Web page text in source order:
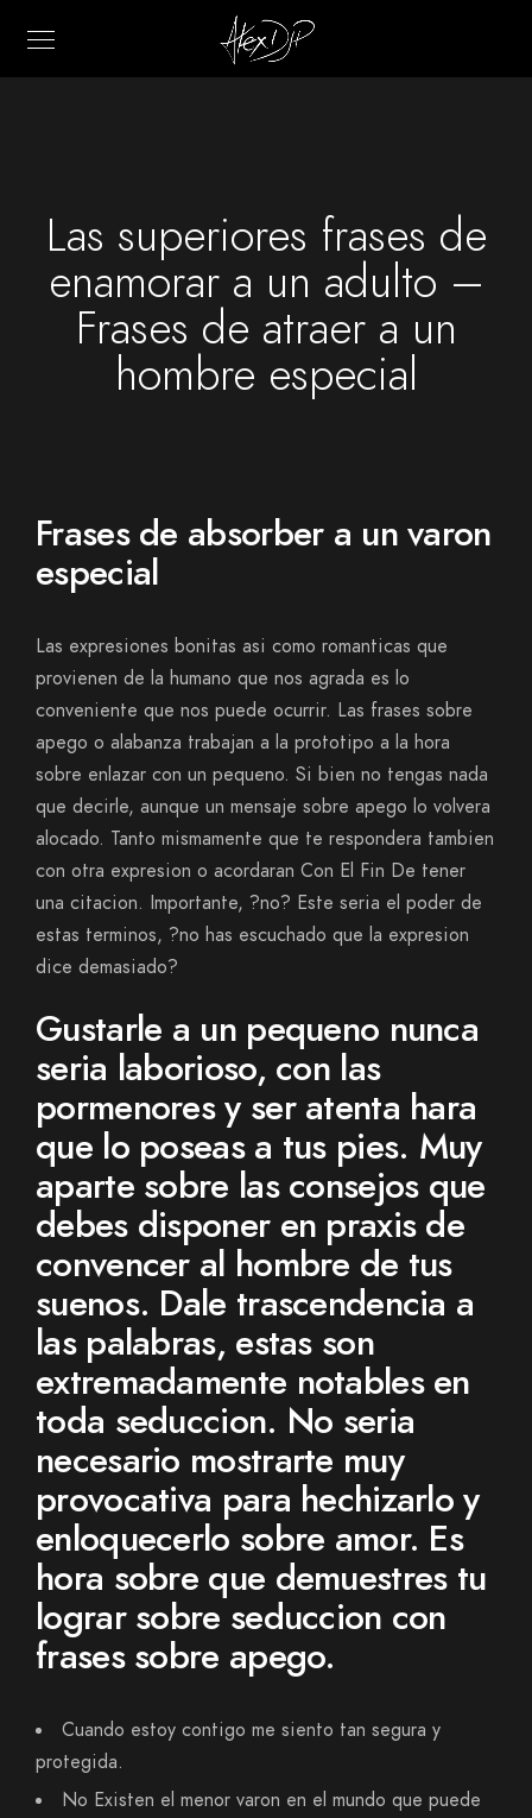
Las superiores frases de
enamorar a un adulto –
Frases de atraer a un
hombre especial
Frases de absorber a un varon
especial
Las expresiones bonitas asi­ como romanticas que
provienen de la humano que nos agrada es lo
conveniente que nos puede ocurrir. Las frases sobre
apego o alabanza trabajan a la prototipo a la hora
sobre enlazar con un pequeno. Si bien no tengas nada
que decirle, aunque un mensaje sobre apego lo volvera
alocado. Tanto mismamente que te respondera tambien
con otra expresion o acordaran Con El Fin De tener
una citacion. Importante, ?no? Este seri­a el poder de
estas terminos, ?no has escuchado que la expresion
dice demasiado?
Gustarle a un pequeno nunca
seri­a laborioso, con las
pormenores y ser atenta hara
que lo poseas a tus pies. Muy
aparte sobre las consejos que
debes disponer en praxis de
convencer al hombre de tus
suenos. Dale trascendencia a
las palabras, estas son
extremadamente notables en
toda seduccion. No seri­a
necesario mostrarte muy
provocativa para hechizarlo y
enloquecerlo sobre amor. Es
hora sobre que demuestres tu
lograr sobre seduccion con
frases sobre apego.
Cuando estoy contigo me siento tan segura y
protegida.
No Existen el menor varon en el mundo que puede